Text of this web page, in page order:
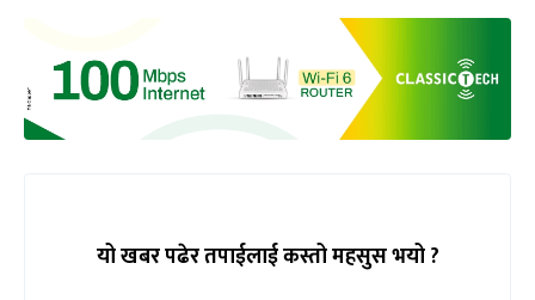
यो खबर पढेर तपाईलाई कस्तो महसुस भयो ?